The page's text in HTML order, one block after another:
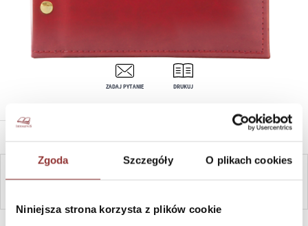
Zgoda Szczegóły O plikach cookies
Niniejsza strona korzysta z plików cookie
ZADAJ PYTANIE DRUKUJ